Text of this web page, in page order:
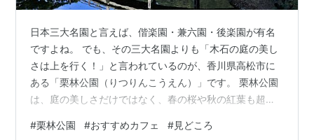
日本三大名園と言えば、偕楽園・兼六園・後楽園が有名
ですよね。 でも、その三大名園よりも「木石の庭の美し
さは上を行く！」と言われているのが、香川県高松市に
ある「栗林公園（りつりんこうえん）」です。 栗林公園
は、庭の美しさだけではなく、春の桜や秋の紅葉も超人
もあるので、ゆっくりと食事やお茶を楽しむこともでき
#栗林公園 #おすすめカフェ #見どころ